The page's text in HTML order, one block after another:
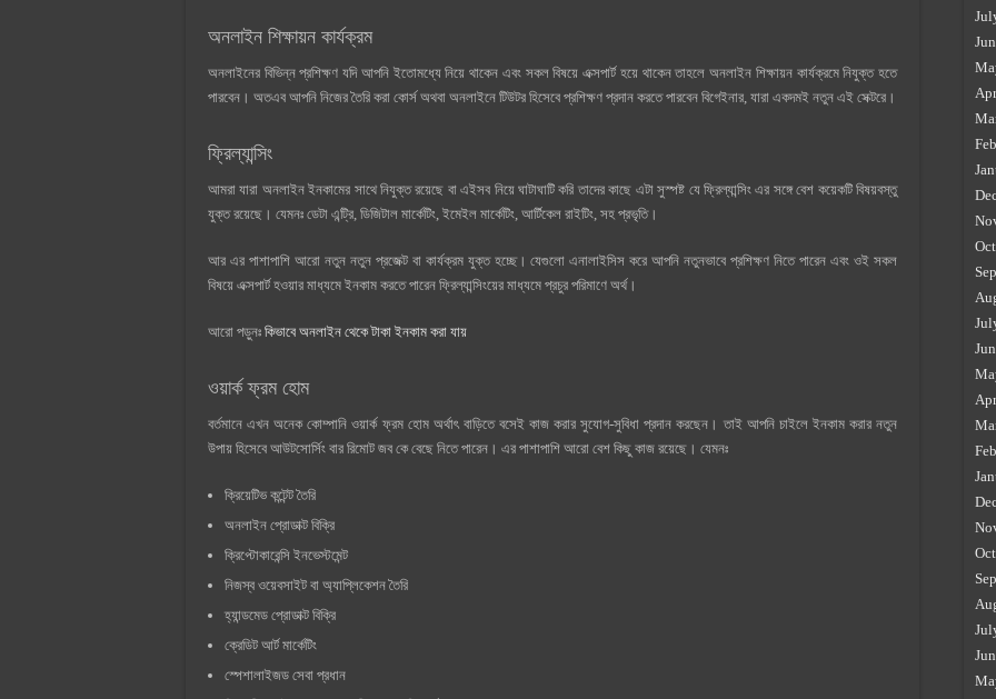
অনলাইন শিক্ষায়ন কার্যক্রম
অনলাইনের বিভিন্ন প্রশিক্ষণ যদি আপনি ইতোমধ্যে নিয়ে থাকেন এবং সকল বিষয়ে এক্সপার্ট হয়ে থাকেন তাহলে অনলাইন শিক্ষায়ন কার্যক্রমে নিযুক্ত হতে
পারবেন। অতএব আপনি নিজের তৈরি করা কোর্স অথবা অনলাইনে টিউটর হিসেবে প্রশিক্ষণ প্রদান করতে পারবেন বিগেইনার, যারা একদমই নতুন এই সেক্টরে।
ফ্রিল্যান্সিং
আমরা যারা অনলাইন ইনকামের সাথে নিযুক্ত রয়েছে বা এইসব নিয়ে ঘাটাঘাটি করি তাদের কাছে এটা সুস্পষ্ট যে ফ্রিল্যান্সিং এর সঙ্গে বেশ কয়েকটি বিষয়বস্তু
যুক্ত রয়েছে। যেমনঃ ডেটা এন্ট্রি, ডিজিটাল মার্কেটিং, ইমেইল মার্কেটিং, আর্টিকেল রাইটিং, সহ প্রভৃতি।
আর এর পাশাপাশি আরো নতুন নতুন প্রজেক্ট বা কার্যক্রম যুক্ত হচ্ছে। যেগুলো এনালাইসিস করে আপনি নতুনভাবে প্রশিক্ষণ নিতে পারেন এবং ওই সকল
বিষয়ে এক্সপার্ট হওয়ার মাধ্যমে ইনকাম করতে পারেন ফ্রিল্যান্সিংয়ের মাধ্যমে প্রচুর পরিমাণে অর্থ।
আরো পড়ুনঃ কিভাবে অনলাইন থেকে টাকা ইনকাম করা যায়
ওয়ার্ক ফ্রম হোম
বর্তমানে এখন অনেক কোম্পানি ওয়ার্ক ফ্রম হোম অর্থাৎ বাড়িতে বসেই কাজ করার সুযোগ-সুবিধা প্রদান করছেন। তাই আপনি চাইলে ইনকাম করার নতুন
উপায় হিসেবে আউটসোর্সিং বার রিমোট জব কে বেছে নিতে পারেন। এর পাশাপাশি আরো বেশ কিছু কাজ রয়েছে। যেমনঃ
ক্রিয়েটিভ কন্টেন্ট তৈরি
অনলাইন প্রোডাক্ট বিক্রি
ক্রিপ্টোকারেন্সি ইনভেস্টমেন্ট
নিজস্ব ওয়েবসাইট বা অ্যাপ্লিকেশন তৈরি
হ্যান্ডমেড প্রোডাক্ট বিক্রি
ক্রেডিট আর্ট মার্কেটিং
স্পেশালাইজড সেবা প্রধান